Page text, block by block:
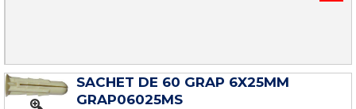
SACHET DE 60 GRAP 6X25MM
GRAP06025MS